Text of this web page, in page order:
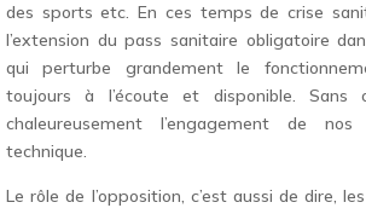
des sports etc. En ces temps de crise
l’extension du pass sanitaire obligatoire
qui perturbe grandement le
toujours à l’écoute et disponible. Sans
chaleureusement l’engagement de
technique.
Le rôle de l’opposition, c’est aussi de dire,